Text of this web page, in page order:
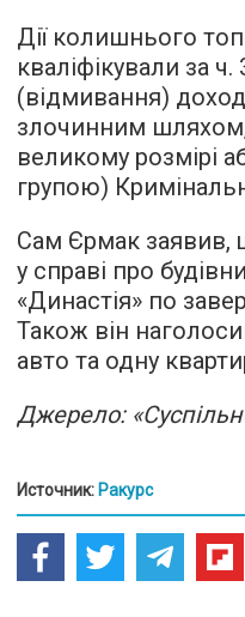
Дії колишнього
кваліфікували за ч.
(відмивання)
злочинним
великому розмірі
групою)
Сам Єрмак заявив,
у справі про
«Династія» по
Також він
авто та одну
Джерело:
Источник: Ракурс